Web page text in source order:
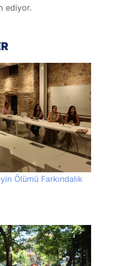
ediyor.
Ölümü Farkındalık